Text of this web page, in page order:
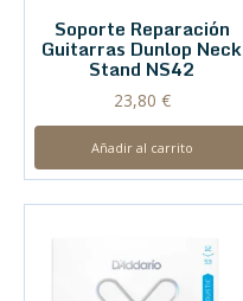
Soporte Reparación
Guitarras Dunlop Neck
Stand NS42
23,80 €
Añadir al carrito